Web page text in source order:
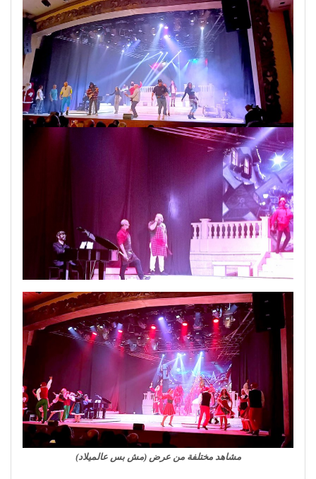
مشاهد مختلفة من عرض (مش بس عالميلاد)